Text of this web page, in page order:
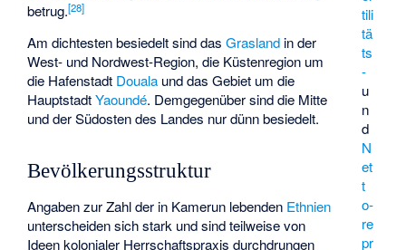
tili
tä
ts
-
u
n
d
N
et
t
o­
re
pr
betrug.[28]
Am dichtesten besiedelt sind dasGrasland in der
West- und Nordwest-Region, die Küstenregion um
die Hafenstadt Douala und das Gebiet um die
HauptstadtYaoundé. Demgegenüber sind die Mitte
und der Südosten des Landes nur dünn besiedelt.
Bevölkerungsstruktur
Angaben zur Zahl der in Kamerun lebenden Ethnien
unterscheiden sich stark und sind teilweise von
Ideen kolonialer Herrschaftspraxis durchdrungen